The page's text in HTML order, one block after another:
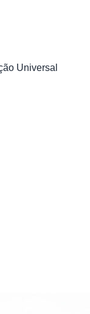
Universal